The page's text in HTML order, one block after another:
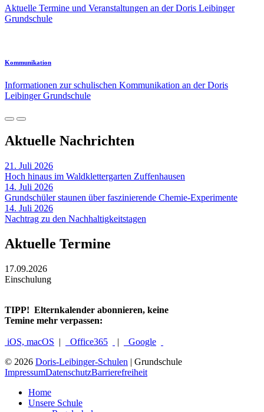
Aktuelle Termine und Veranstaltungen an der Doris Leibinger
Grundschule
Kommunikation
Informationen zur schulischen Kommunikation an der Doris
Leibinger Grundschule
Aktuelle Nachrichten
21. Juli 2026
Hoch hinaus im Waldklettergarten Zuffenhausen
14. Juli 2026
Grundschüler staunen über faszinierende Chemie-Experimente
14. Juli 2026
Nachtrag zu den Nachhaltigkeitstagen
Aktuelle Termine
17.09.2026
Einschulung
TIPP! Elternkalender abonnieren, keine
Temine mehr verpassen:
iOS, macOS | Office365 |
Google
© 2026 Doris-Leibinger-Schulen | Grundschule
ImpressumDatenschutzBarrierefreiheit
Home
Unsere Schule